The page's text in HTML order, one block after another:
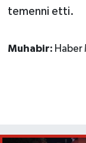
temenni etti.
Muhabir: Haber